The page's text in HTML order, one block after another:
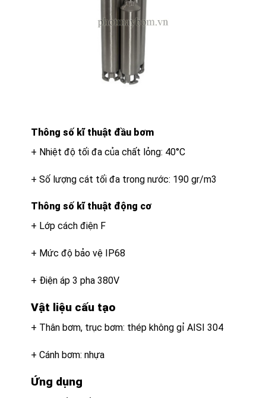
Thông số kĩ thuật đầu bơm
+ Nhiệt độ tối đa của chất lỏng: 40°C
+ Số lượng cát tối đa trong nước: 190 gr/m3
Thông số kĩ thuật động cơ
+ Lớp cách điện F
+ Mức độ bảo vệ IP68
+ Điện áp 3 pha 380V
Vật liệu cấu tạo
+ Thân bơm, trục bơm: thép không gỉ AISI 304
+ Cánh bơm: nhựa
Ứng dụng